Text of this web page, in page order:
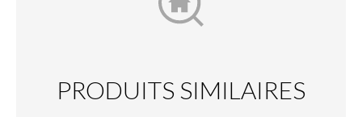
PRODUITS SIMILAIRES